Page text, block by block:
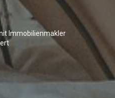
Immobilienmakler